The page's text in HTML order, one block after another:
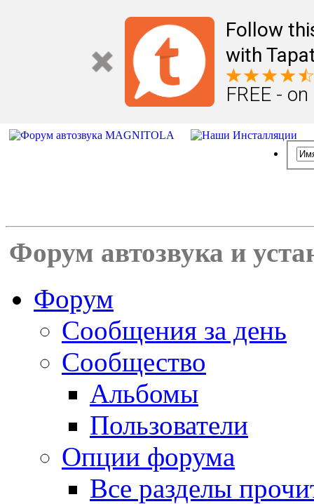
Follow
with
FREE -
Форум автозвука и
Форум
Сообщения за день
Сообщество
Альбомы
Пользователи
Опции форума
Все разделы